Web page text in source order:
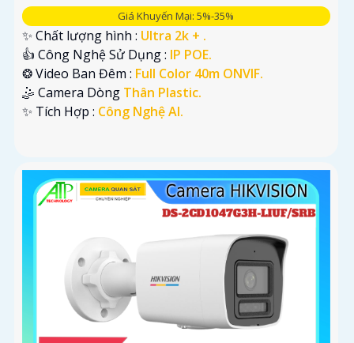
Giá Khuyến Mại: 5%-35%
✨ Chất lượng hình : Ultra 2k + .
👍 Công Nghệ Sử Dụng : IP POE.
❂ Video Ban Đêm : Full Color 40m ONVIF.
🤹 Camera Dòng Thân Plastic.
️✨ Tích Hợp : Công Nghệ AI.